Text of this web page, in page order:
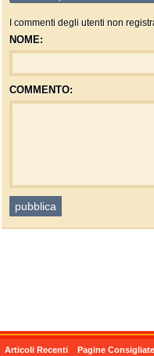
I commenti degli utenti non
NOME:
COMMENTO:
Articoli Recenti Pagine Consigliate